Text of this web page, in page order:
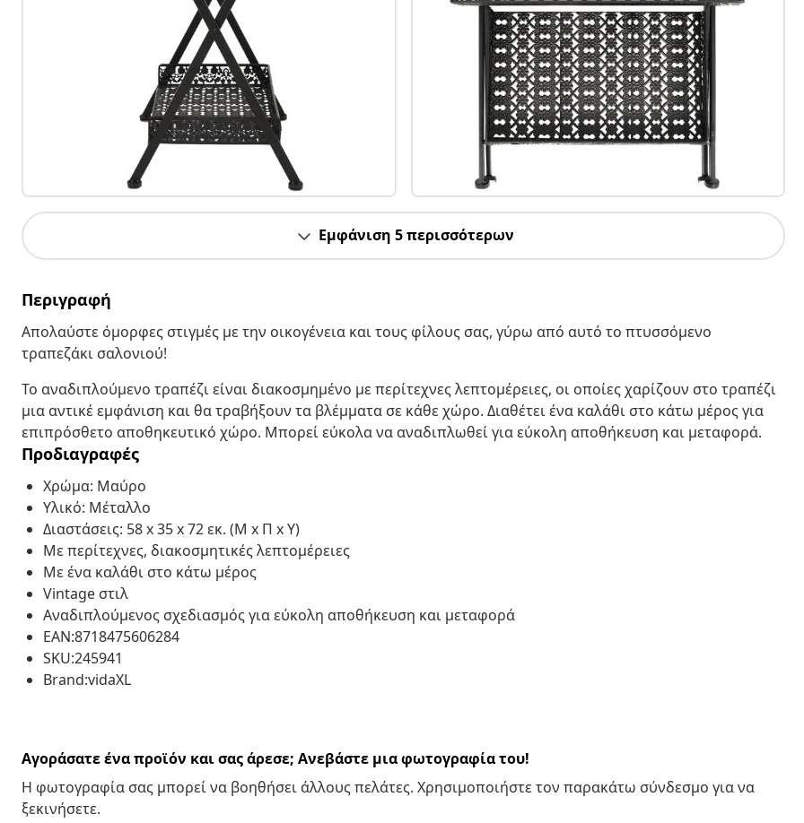
Εμφάνιση 5 περισσότερων
Περιγραφή
Απολαύστε όμορφες στιγμές με την οικογένεια και τους φίλους σας, γύρω από αυτό το πτυσσόμενο
τραπεζάκι σαλονιού!
Το αναδιπλούμενο τραπέζι είναι διακοσμημένο με περίτεχνες λεπτομέρειες, οι οποίες χαρίζουν στο τραπέζι
μια αντικέ εμφάνιση και θα τραβήξουν τα βλέμματα σε κάθε χώρο. Διαθέτει ένα καλάθι στο κάτω μέρος για
επιπρόσθετο αποθηκευτικό χώρο. Μπορεί εύκολα να αναδιπλωθεί για εύκολη αποθήκευση και μεταφορά.
Προδιαγραφές
Χρώμα: Μαύρο
Υλικό: Μέταλλο
Διαστάσεις: 58 x 35 x 72 εκ. (Μ x Π x Υ)
Με περίτεχνες, διακοσμητικές λεπτομέρειες
Με ένα καλάθι στο κάτω μέρος
Vintage στιλ
Αναδιπλούμενος σχεδιασμός για εύκολη αποθήκευση και μεταφορά
EAN:8718475606284
SKU:245941
Brand:vidaXL
Αγοράσατε ένα προϊόν και σας άρεσε; Ανεβάστε μια φωτογραφία του!
Η φωτογραφία σας μπορεί να βοηθήσει άλλους πελάτες. Χρησιμοποιήστε τον παρακάτω σύνδεσμο για να
ξεκινήσετε.